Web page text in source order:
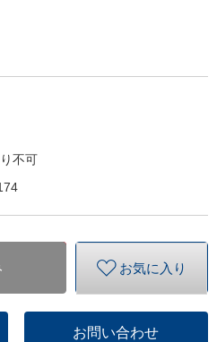
不可
お気に入り
お問い合わせ